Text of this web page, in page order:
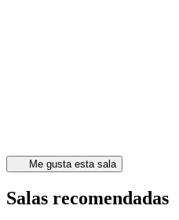
Me gusta esta sala
Salas recomendadas